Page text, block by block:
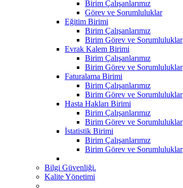
Birim Çalışanlarımız
Görev ve Sorumluluklar
Eğitim Birimi
Birim Çalışanlarımız
Birim Görev ve Sorumluluklar
Evrak Kalem Birimi
Birim Çalışanlarımız
Birim Görev ve Sorumluluklar
Faturalama Birimi
Birim Çalışanlarımız
Birim Görev ve Sorumluluklar
Hasta Hakları Birimi
Birim Çalışanlarımız
Birim Görev ve Sorumluluklar
İstatistik Birimi
Birim Çalışanlarımız
Birim Görev ve Sorumluluklar
Bilgi Güvenliği.
Kalite Yönetimi